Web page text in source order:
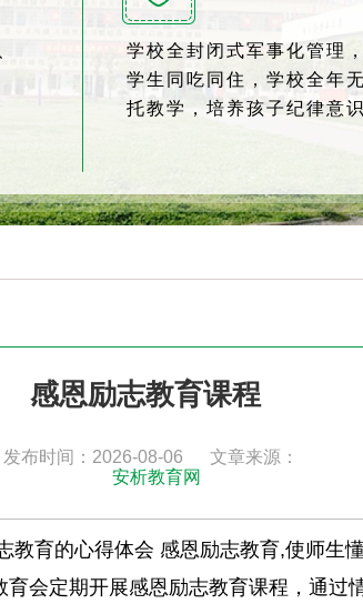
学校全封闭式军事化管理
学生同吃同住，学校全年
托教学，培养孩子纪律意识
感恩励志教育课程
发布时间：2026-08-06
文章来源：
安析教育网
教育的心得体会 感恩励志教育,使师生
会定期开展感恩励志教育课程，通过